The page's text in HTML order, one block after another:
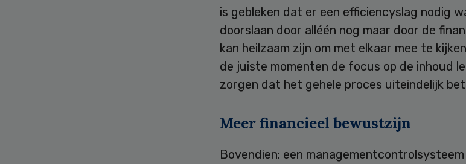
is gebleken dat er een efficiencyslag nodig
doorslaan door alléén nog maar door de
kan heilzaam zijn om met elkaar mee te
de juiste momenten de focus op de inhoud
zorgen dat het gehele proces uiteindelijk
Meer financieel bewustzijn
Bovendien: een